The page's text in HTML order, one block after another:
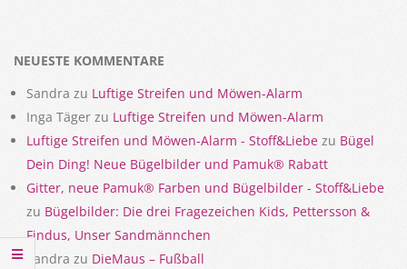
NEUESTE KOMMENTARE
Sandra zu Luftige Streifen und Möwen-Alarm
Inga Täger zu Luftige Streifen und Möwen-Alarm
Luftige Streifen und Möwen-Alarm - Stoff&Liebe zu Bügel
Dein Ding! Neue Bügelbilder und Pamuk® Rabatt
Gitter, neue Pamuk® Farben und Bügelbilder - Stoff&Liebe
zu Bügelbilder: Die drei Fragezeichen Kids, Pettersson &
Findus, Unser Sandmännchen
Sandra zu DieMaus – Fußball